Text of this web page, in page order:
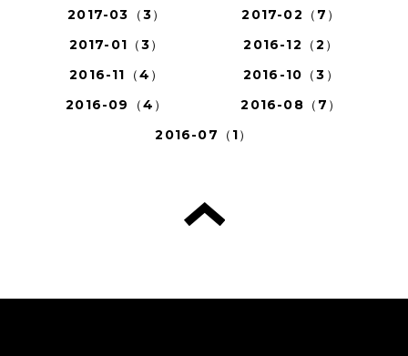
2017-03（3）
2017-02（7）
2017-01（3）
2016-12（2）
2016-11（4）
2016-10（3）
2016-09（4）
2016-08（7）
2016-07（1）